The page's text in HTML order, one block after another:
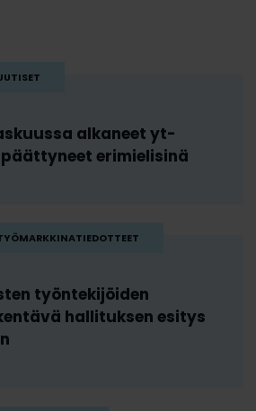
alkaneet yt-
erimielisinä
työntekijöiden
hallituksen esitys